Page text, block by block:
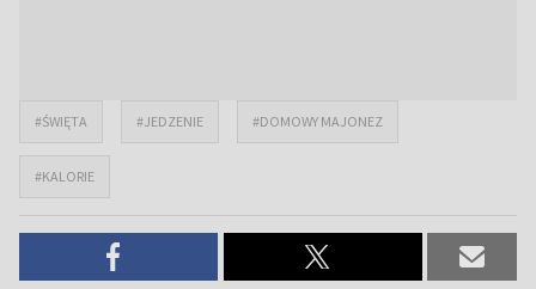
#ŚWIĘTA #JEDZENIE #DOMOWY MAJONEZ
#KALORIE